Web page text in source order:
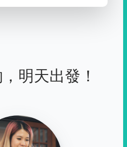
明天出發！